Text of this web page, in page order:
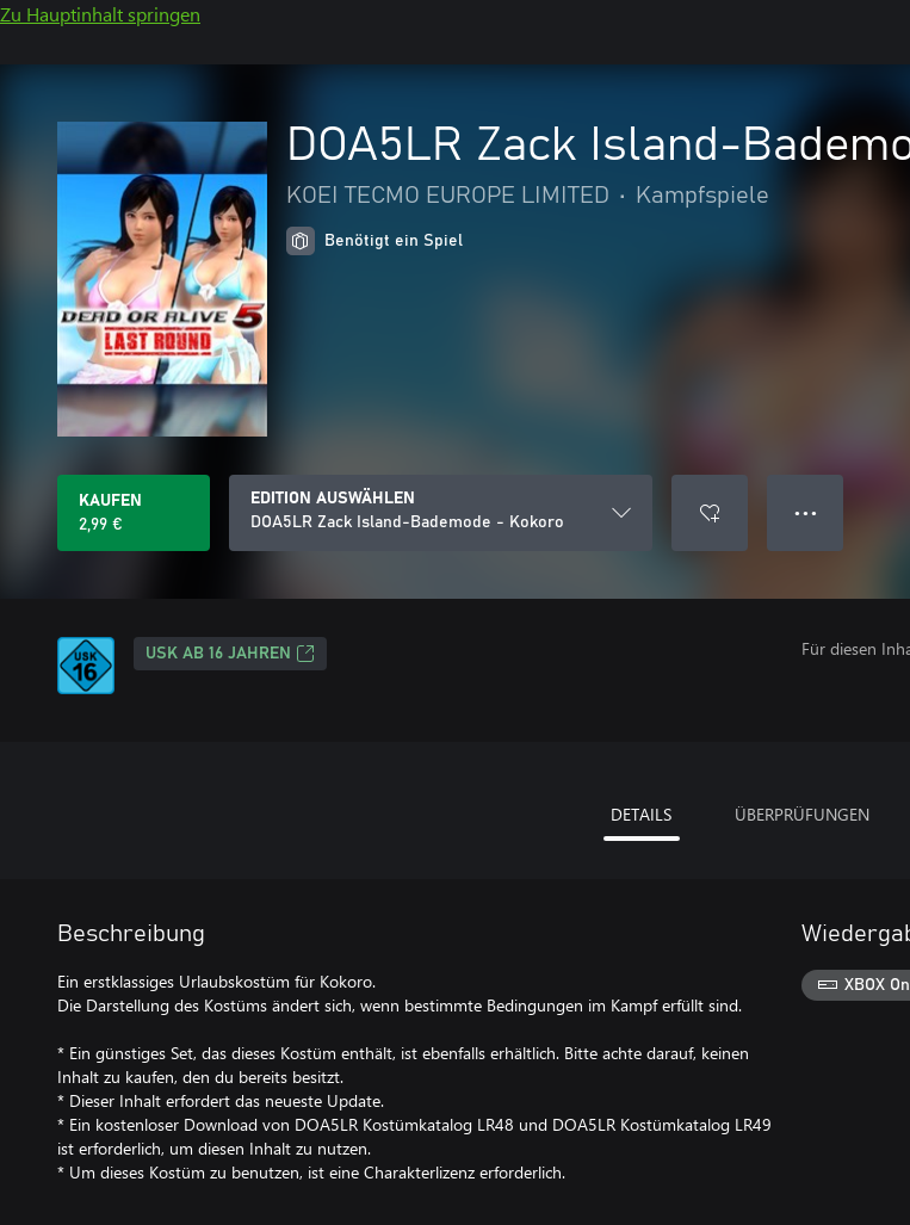
Zu Hauptinhalt springen
DOA5LR Zack Island-
KOEI TECMO EUROPE LIMITED • Kampfspiele
Benötigt ein Spiel
KAUFEN
2,99 €
EDITION AUSWÄHLEN
DOA5LR Zack Island-Bademode - Kokoro
● ● ●
USK AB 16 JAHREN Für diesen
DETAILS ÜBERPRÜFUNGEN
Beschreibung
Ein erstklassiges Urlaubskostüm für Kokoro.
Die Darstellung des Kostüms ändert sich, wenn bestimmte Bedingungen im Kampf erfüllt sind.
* Ein günstiges Set, das dieses Kostüm enthält, ist ebenfalls erhältlich. Bitte achte darauf, keinen
Inhalt zu kaufen, den du bereits besitzt.
* Dieser Inhalt erfordert das neueste Update.
* Ein kostenloser Download von DOA5LR Kostümkatalog LR48 und DOA5LR Kostümkatalog LR49
ist erforderlich, um diesen Inhalt zu nutzen.
* Um dieses Kostüm zu benutzen, ist eine Charakterlizenz erforderlich.
XBOX